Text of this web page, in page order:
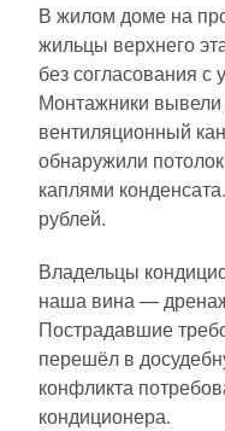
В жилом доме на
жильцы верхнего
без согласования
Монтажники
вентиляционный
обнаружили
каплями
рублей.
Владельцы
наша вина —
Пострадавшие
перешёл в
конфликта
кондиционера.